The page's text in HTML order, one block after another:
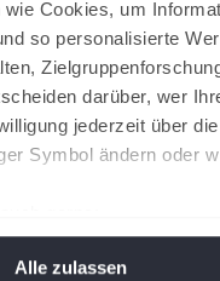
Cookies, um
so personalisierte
darüber, wer
jederzeit über
Symbol ändern oder
Alle zulassen